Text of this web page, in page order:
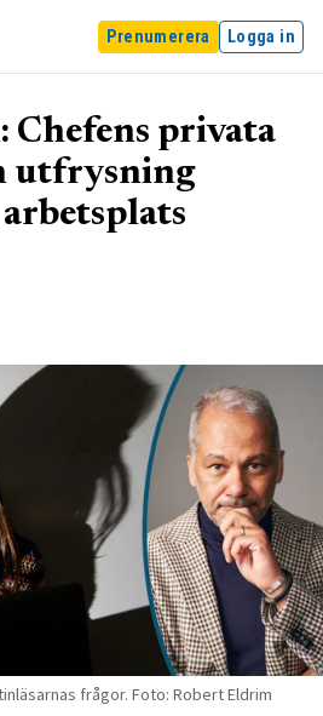
Prenumerera Logga in
Chefens privata
utfrysning
frågor. Foto: Robert Eldrim